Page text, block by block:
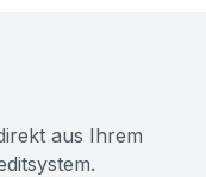
aus Ihrem